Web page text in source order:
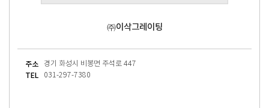
㈜이삭그레이팅
주소 경기 화성시 비봉면 주석로 447
TEL 031-297-7380